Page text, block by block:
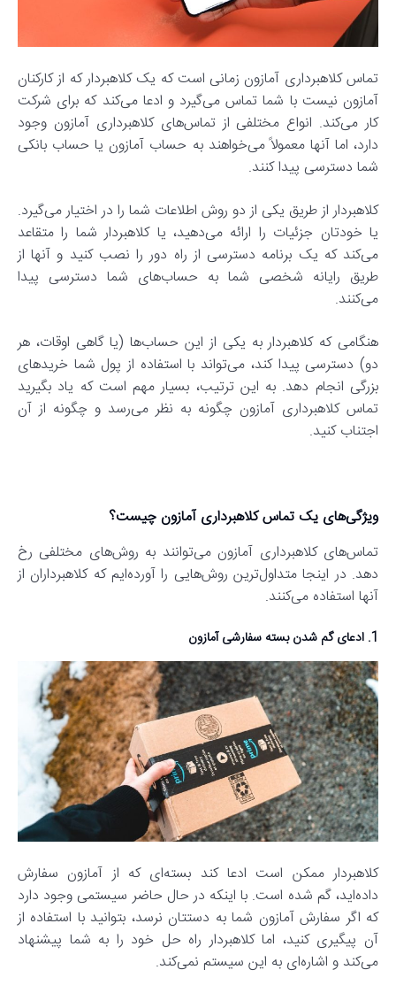
تماس کلاهبرداری آمازون زمانی است که یک کلاهبردار که از کارکنان
آمازون نیست با شما تماس می‌گیرد و ادعا می‌کند که برای شرکت
کار می‌کند. انواع مختلفی از تماس‌های کلاهبرداری آمازون وجود
دارد، اما آنها معمولاً می‌خواهند به حساب آمازون یا حساب بانکی
شما دسترسی پیدا کنند.
کلاهبردار از طریق یکی از دو روش اطلاعات شما را در اختیار می‌گیرد.
یا خودتان جزئیات را ارائه می‌دهید، یا کلاهبردار شما را متقاعد
می‌کند که یک برنامه دسترسی از راه دور را نصب کنید و آنها از
طریق رایانه شخصی شما به حساب‌های شما دسترسی پیدا
می‌کنند.
هنگامی که کلاهبردار به یکی از این حساب‌ها (یا گاهی اوقات، هر
دو) دسترسی پیدا کند، می‌تواند با استفاده از پول شما خریدهای
بزرگی انجام دهد. به این ترتیب، بسیار مهم است که یاد بگیرید
تماس کلاهبرداری آمازون چگونه به نظر می‌رسد و چگونه از آن
اجتناب کنید.
ویژگی‌های یک تماس کلاهبرداری آمازون چیست؟
تماس‌های کلاهبرداری آمازون می‌توانند به روش‌های مختلفی رخ
دهد. در اینجا متداول‌ترین روش‌هایی را آورده‌ایم که کلاهبرداران از
آنها استفاده می‌کنند.
1. ادعای گم شدن بسته سفارشی آمازون
کلاهبردار ممکن است ادعا کند بسته‌ای که از آمازون سفارش
داده‌اید، گم شده است. با اینکه در حال حاضر سیستمی وجود دارد
که اگر سفارش آمازون شما به دستتان نرسد، بتوانید با استفاده از
آن پیگیری کنید، اما کلاهبردار راه حل خود را به شما پیشنهاد
می‌کند و اشاره‌ای به این سیستم نمی‌کند.